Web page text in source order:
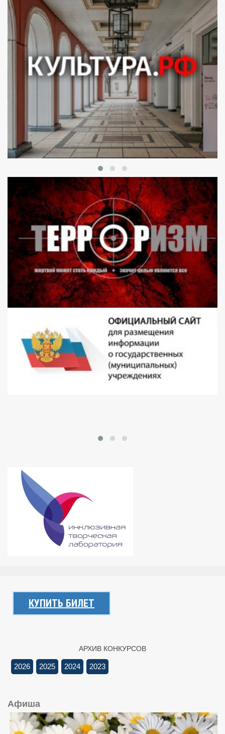
КУПИТЬ БИЛЕТ
АРХИВ КОНКУРСОВ
2026 2025 2024 2023
Афиша